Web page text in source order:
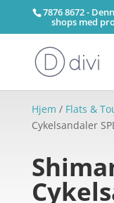
7876 8672 -
shops med
Hjem / Flats &
Cykelsandaler